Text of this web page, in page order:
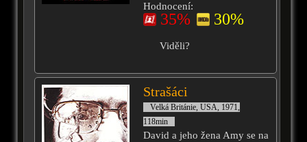
Hodnocení:
35% 30%
Viděli?
Strašáci
Velká Británie, USA, 1971,
118min
David a jeho žena Amy se na